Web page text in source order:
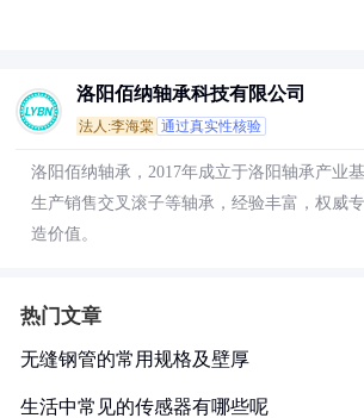
洛阳佰纳轴承科技有限公司
法人:李海棠 通过真实性核验
洛阳佰纳轴承，2017年成立于洛阳轴承产业
生产销售交叉滚子等轴承，经验丰富，权威
造价值。
热门文章
无缝钢管的常用规格及壁厚
生活中常见的传感器有哪些呢